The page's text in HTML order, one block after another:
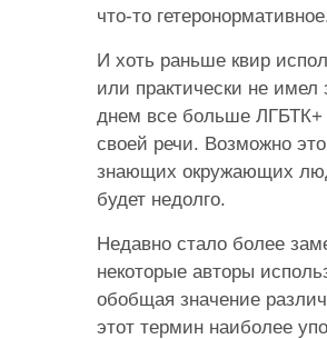
что-то
И хоть раньше квир
или практически не
днем все больше ЛГБТК+
своей речи. Возможно
знающих окружающих
будет недолго.
Недавно стало более
некоторые авторы
обобщая значение
этот термин наиболее